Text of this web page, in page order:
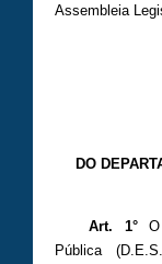
Assembleia
DO
Art. 1°O
Pública